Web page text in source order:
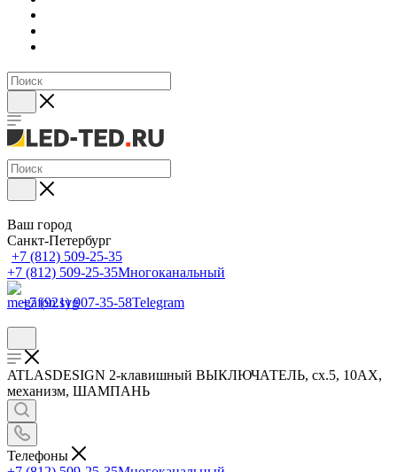
Ваш город
Санкт-Петербург
+7 (812) 509-25-35
+7 (812) 509-25-35Многоканальный
+7 (921) 907-35-58Telegram
ATLASDESIGN 2-клавишный ВЫКЛЮЧАТЕЛЬ, сх.5, 10АХ,
механизм, ШАМПАНЬ
Телефоны